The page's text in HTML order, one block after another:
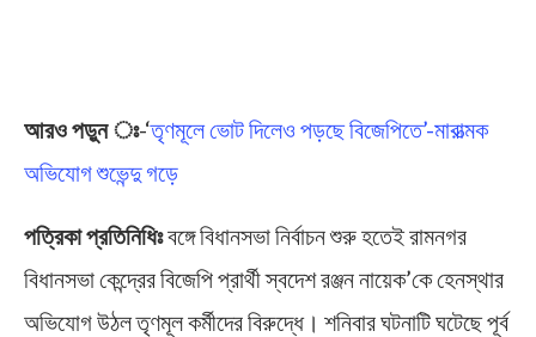
আরও পড়ুন ঃ-‘তৃণমূলে ভোট দিলেও পড়ছে বিজেপিতে’-মারাত্মক
অভিযোগ শুভেন্দু গড়ে
পত্রিকা প্রতিনিধিঃবঙ্গে বিধানসভা নির্বাচন শুরু হতেই রামনগর
বিধানসভা কেন্দ্রের বিজেপি প্রার্থী স্বদেশ রঞ্জন নায়েক’কে হেনস্থার
অভিযোগ উঠল তৃণমূল কর্মীদের বিরুদ্ধে। শনিবার ঘটনাটি ঘটেছে পূর্ব